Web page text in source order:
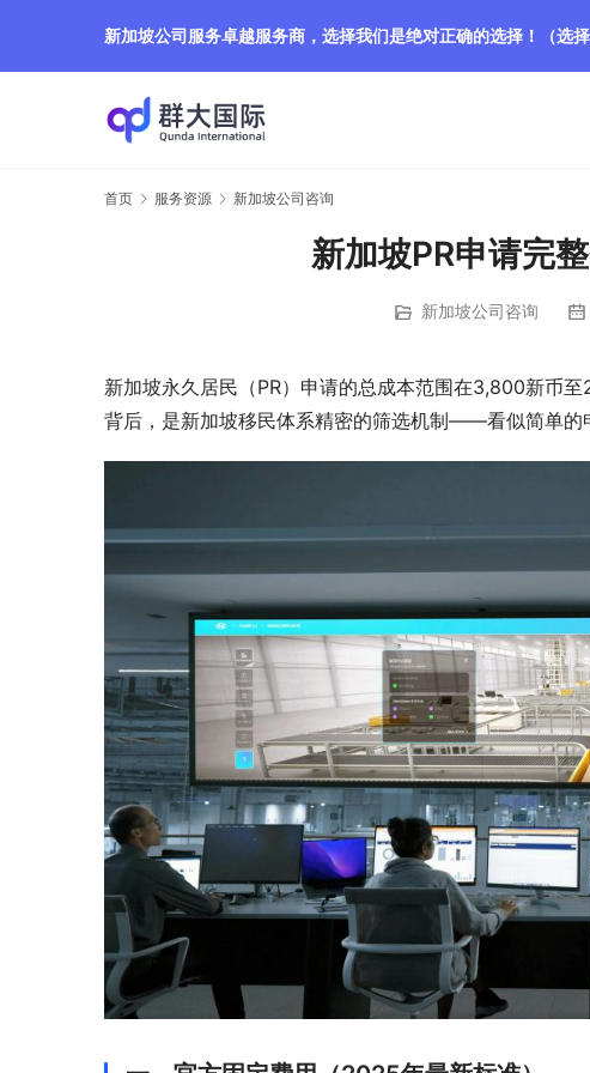
首页 服务资源 新加坡公司咨询
新加坡PR申请完
新加坡公司咨询
新加坡永久居民（PR）申请的总成本范围在3,800新币
背后，是新加坡移民体系精密的筛选机制——看似简单的
新加坡公司服务卓越服务商，选择我们是绝对正确的选择！（选